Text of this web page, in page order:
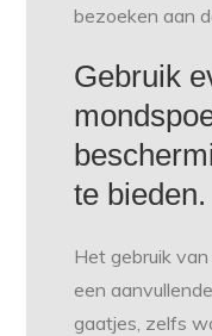
bezoeken aan
Gebruik
te bieden.
Het gebruik
een
gaatjes, zelfs